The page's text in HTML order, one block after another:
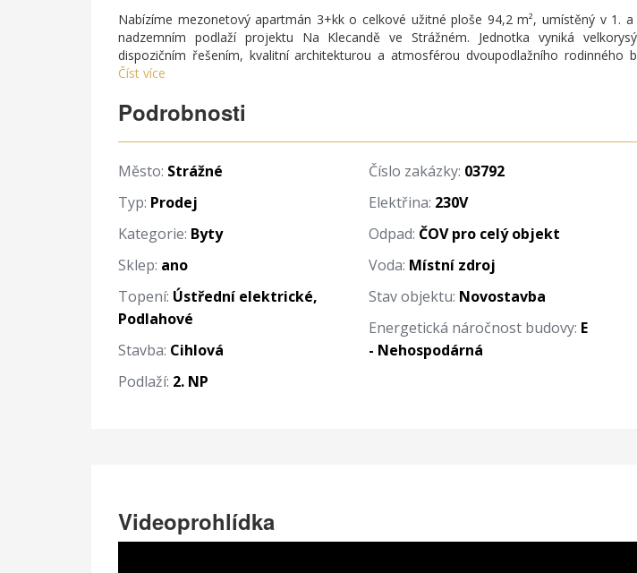
Nabízíme mezonetový apartmán 3+kk o celkové užitné ploše 94,2 m², umístěný v 1. a
nadzemním podlaží projektu Na Klecandě ve Strážném. Jednotka vyniká
dispozičním řešením, kvalitní architekturou a atmosférou dvoupodlažního rodinného
Číst více
Podrobnosti
Město: Strážné
Typ: Prodej
Kategorie: Byty
Sklep: ano
Topení: Ústřední elektrické,
Podlahové
Stavba: Cihlová
Podlaží: 2. NP
Číslo zakázky: 03792
Elektřina: 230V
Odpad: ČOV pro celý objekt
Voda: Místní zdroj
Stav objektu: Novostavba
Energetická náročnost budovy: E
- Nehospodárná
Videoprohlídka